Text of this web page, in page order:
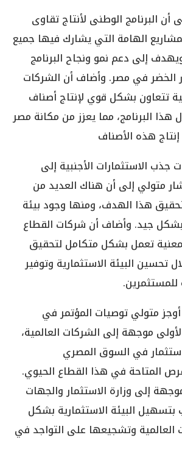
أن البرنامج الوطنى لأنتاج تقاوى
الهامة التي يشارك فيها جميع
إلى دعم نمو ونجاح البرنامج
الخضر في مصر. وأضاف أن الشركات
تتعاون بشكل قوي لإنتاج أصناف
هذا البرنامج، مما يعزز من مكانة مصر
هذه الأصناف
الاستثمارات الأجنبية إلى
متولي إلى أن هناك العديد من
هذا الهدف، ومنها وجود بيئة
جيد. وأضاف أن شركات القطاع
تعمل بشكل متكامل لتحقيق
البيئة الاستثمارية وتوفير
للمستثمرين.
متولي توصيات المؤتمر في
موجهة إلى الشركات العالمية،
في السوق المصري
المتاحة في هذا القطاع الحيوي.
إلى وزارة الاستثمار والجهات
بتسهيل البيئة الاستثمارية بشكل
العالمية وتشجيعها على التواجد في